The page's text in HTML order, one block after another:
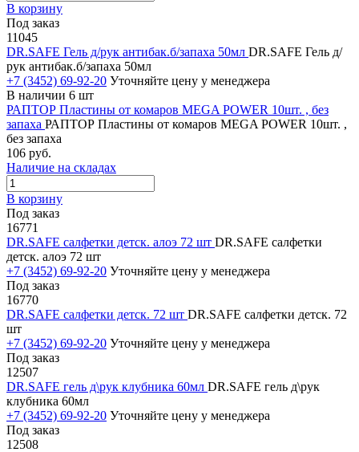
В корзину
Под заказ
11045
DR.SAFE Гель д/рук антибак.б/запаха 50мл DR.SAFE Гель д/
рук антибак.б/запаха 50мл
+7 (3452) 69-92-20 Уточняйте цену у менеджера
В наличии 6 шт
РАПТОР Пластины от комаров MEGA POWER 10шт. , без
запаха РАПТОР Пластины от комаров MEGA POWER 10шт. ,
без запаха
106 руб.
Наличие на складах
В корзину
Под заказ
16771
DR.SAFE салфетки детск. алоэ 72 шт DR.SAFE салфетки
детск. алоэ 72 шт
+7 (3452) 69-92-20 Уточняйте цену у менеджера
Под заказ
16770
DR.SAFE салфетки детск. 72 шт DR.SAFE салфетки детск. 72
шт
+7 (3452) 69-92-20 Уточняйте цену у менеджера
Под заказ
12507
DR.SAFE гель д\рук клубника 60мл DR.SAFE гель д\рук
клубника 60мл
+7 (3452) 69-92-20 Уточняйте цену у менеджера
Под заказ
12508